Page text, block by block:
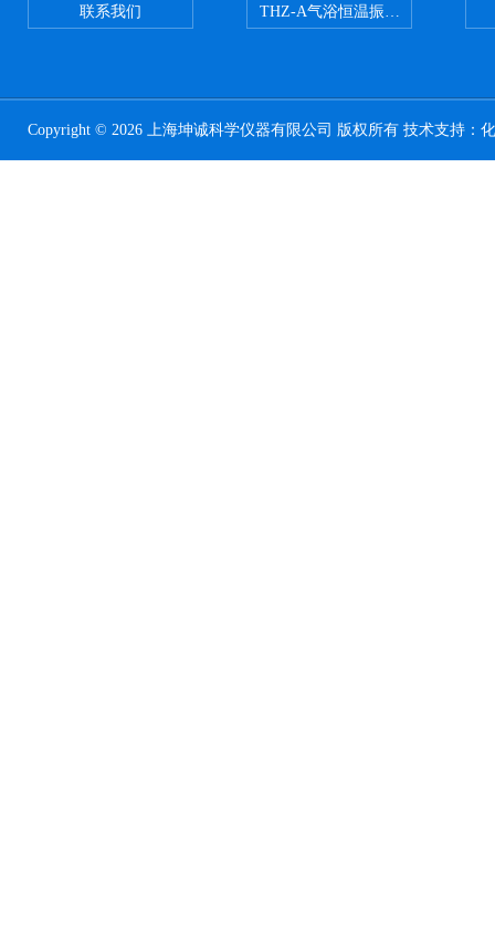
联系我们 THZ-A气浴恒温振荡器
Copyright © 2026 上海坤诚科学仪器有限公司 版权所有 技术支持：